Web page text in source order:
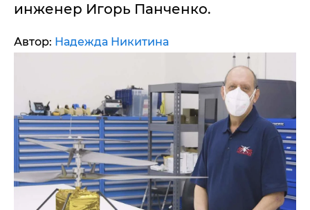
инженер Игорь Панченко.
Автор: Надежда Никитина